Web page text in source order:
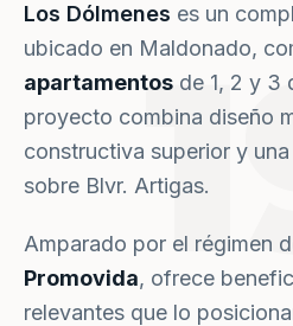
Los Dólmenes es un
ubicado en Maldonado,
apartamentos de 1, 2 y 3
proyecto combina diseño
constructiva superior y
sobre Blvr. Artigas.
Amparado por el régimen
Promovida, ofrece
relevantes que lo